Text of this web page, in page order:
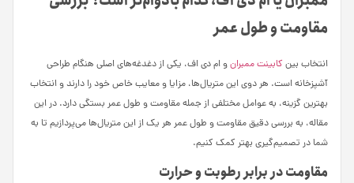
مقاومت و طول عمر
انتخاب بینکابینت ممبرانو ام دی اف، یکی از دغدغه‌های اصلی هنگام طراحی
آشپزخانه است. هر دوی این متریال‌ها، مزایا و معایب خاص خود را دارند و انتخاب
بهترین گزینه، به عوامل مختلفی از جمله مقاومت و طول عمر بستگی دارد. در این
مقاله، به بررسی دقیق مقاومت و طول عمر هر یک از این متریال‌ها می‌پردازیم تا به
شما در تصمیم‌گیری بهتر کمک کنیم.
مقاومت در برابر رطوبت و حرارت